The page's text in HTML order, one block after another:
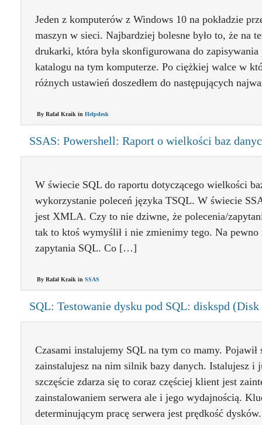
Jeden z komputerów z Windows 10 na pokładzie
maszyn w sieci. Najbardziej bolesne było to, że na
drukarki, która była skonfigurowana do
katalogu na tym komputerze. Po ciężkiej walce w
różnych ustawień doszedłem do następujących
By Rafał Kraik in Helpdesk
SSAS: Powershell: Raport o wielkości baz
W świecie SQL do raportu dotyczącego wielkości
wykorzystanie poleceń języka TSQL. W świecie
jest XMLA. Czy to nie dziwne, że polecenia/
tak to ktoś wymyślił i nie zmienimy tego. Na pewno
zapytania SQL. Co […]
By Rafał Kraik in SSAS
SQL: Testowanie dysku pod SQL: diskspd (Disk
Czasami instalujemy SQL na tym co mamy.
zainstalujesz na nim silnik bazy danych. Istalujesz i
szczęście zdarza się to coraz częściej klient jest
zainstalowaniem serwera ale i jego wydajnością.
determinującym pracę serwera jest prędkość